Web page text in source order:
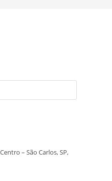
– São Carlos, SP,